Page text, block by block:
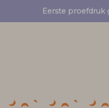
Eerste proefdruk